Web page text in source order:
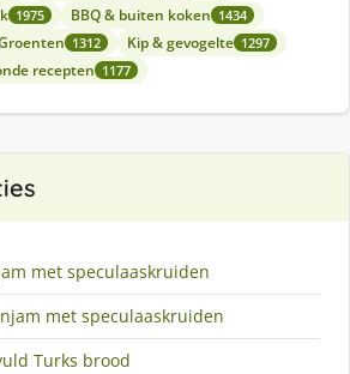
1975 BBQ & buiten koken 1434
1312 Kip & gevogelte 1297
recepten 1177
met speculaaskruiden
met speculaaskruiden
Turks brood